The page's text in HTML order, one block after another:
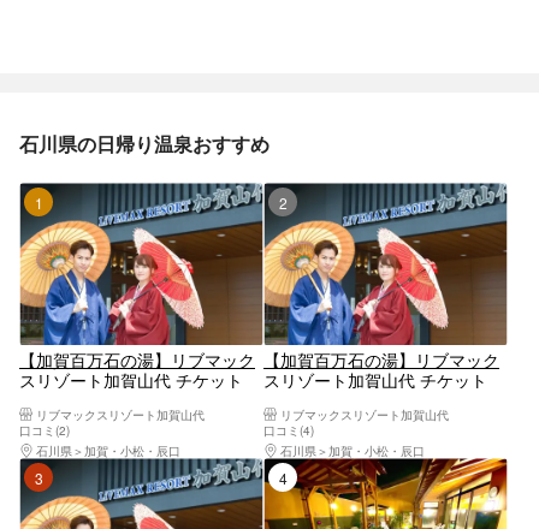
石川県の日帰り温泉おすすめ
1位
【加賀百万石の湯】リブマック
スリゾート加賀山代 チケット
リブマックスリゾート加賀山代
口コミ(2)
石川県
加賀・小松・辰口
2位
【加賀百万石の湯】リブマック
スリゾート加賀山代 チケット
リブマックスリゾート加賀山代
口コミ(4)
石川県
加賀・小松・辰口
3位 4位